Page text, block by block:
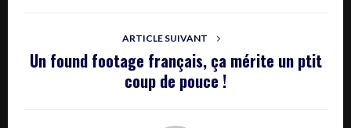
ARTICLE SUIVANT
Un found footage français, ça mérite un ptit
coup de pouce !